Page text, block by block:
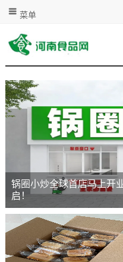
菜单
锅圈小炒全球首店马上开
启！